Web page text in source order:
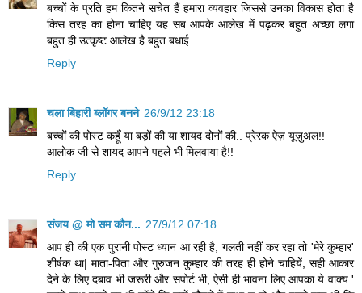
बच्चों के प्रति हम कितने सचेत हैं हमारा व्यवहार जिससे उनका विकास होता है
किस तरह का होना चाहिए यह सब आपके आलेख में पढ़कर बहुत अच्छा लगा
बहुत ही उत्कृष्ट आलेख है बहुत बधाई
Reply
चला बिहारी ब्लॉगर बनने 26/9/12 23:18
बच्चों की पोस्ट कहूँ या बड़ों की या शायद दोनों की.. प्रेरक ऐज़ यूज़ुअल!!
आलोक जी से शायद आपने पहले भी मिलवाया है!!
Reply
संजय @ मो सम कौन... 27/9/12 07:18
आप ही की एक पुरानी पोस्ट ध्यान आ रही है, गलती नहीं कर रहा तो 'मेरे कुम्हार'
शीर्षक था| माता-पिता और गुरुजन कुम्हार की तरह ही होने चाहियें, सही आकार
देने के लिए दबाव भी जरूरी और सपोर्ट भी, ऐसी ही भावना लिए आपका ये वाक्य '